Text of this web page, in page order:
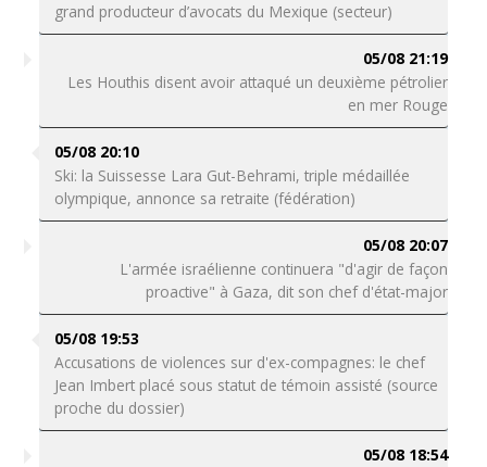
grand producteur d’avocats du Mexique (secteur)
05/08 21:19
Les Houthis disent avoir attaqué un deuxième pétrolier
en mer Rouge
05/08 20:10
Ski: la Suissesse Lara Gut-Behrami, triple médaillée
olympique, annonce sa retraite (fédération)
05/08 20:07
L'armée israélienne continuera "d'agir de façon
proactive" à Gaza, dit son chef d'état-major
05/08 19:53
Accusations de violences sur d'ex-compagnes: le chef
Jean Imbert placé sous statut de témoin assisté (source
proche du dossier)
05/08 18:54